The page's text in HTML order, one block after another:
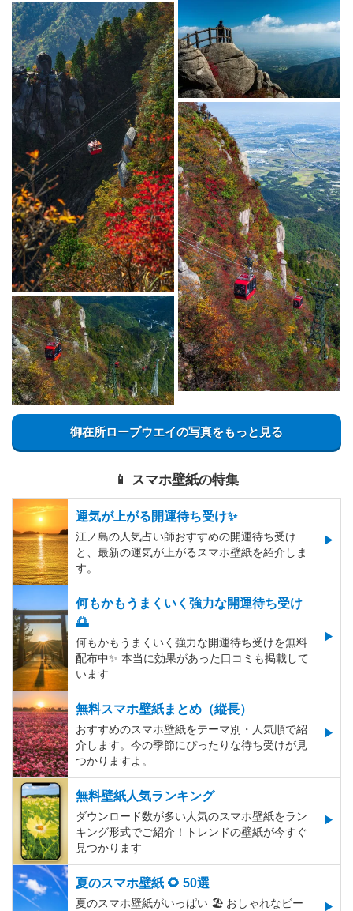
御在所ロープウエイの写真をもっと見る
📱 スマホ壁紙の特集
運気が上がる開運待ち受け✨
江ノ島の人気占い師おすすめの開運待ち受け
と、最新の運気が上がるスマホ壁紙を紹介しま
す。
何もかもうまくいく強力な開運待ち受け
🌅
何もかもうまくいく強力な開運待ち受けを無料
配布中✨️ 本当に効果があった口コミも掲載して
います
無料スマホ壁紙まとめ（縦長）
おすすめのスマホ壁紙をテーマ別・人気順で紹
介します。今の季節にぴったりな待ち受けが見
つかりますよ。
無料壁紙人気ランキング
ダウンロード数が多い人気のスマホ壁紙をラン
キング形式でご紹介！トレンドの壁紙が今すぐ
見つかります
夏のスマホ壁紙 🌻 50選
夏のスマホ壁紙がいっぱい 🏖 おしゃれなビー